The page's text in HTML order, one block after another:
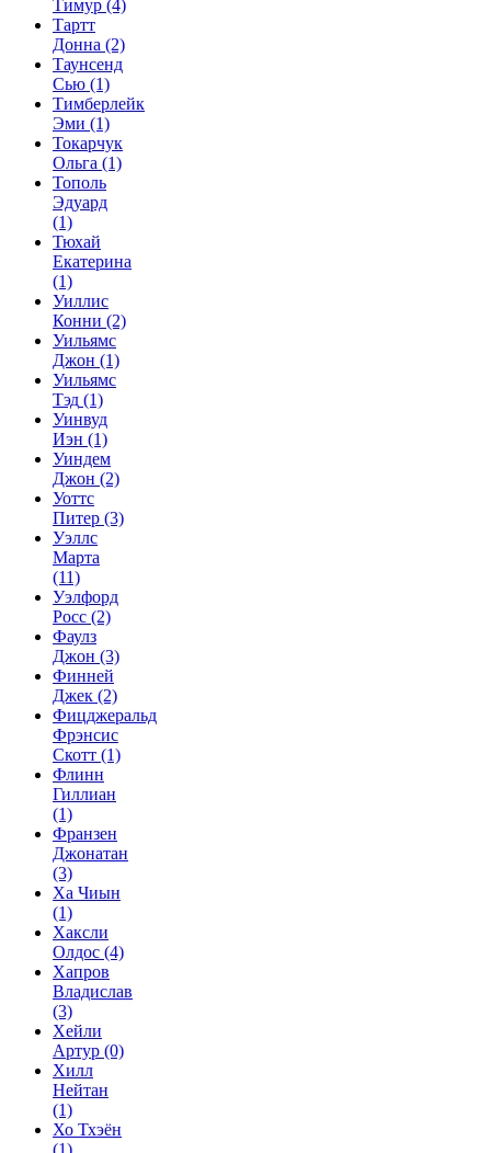
Тимур (4)
Тартт
Донна (2)
Таунсенд
Сью (1)
Тимберлейк
Эми (1)
Токарчук
Ольга (1)
Тополь
Эдуард
(1)
Тюхай
Екатерина
(1)
Уиллис
Конни (2)
Уильямс
Джон (1)
Уильямс
Тэд (1)
Уинвуд
Иэн (1)
Уиндем
Джон (2)
Уоттс
Питер (3)
Уэллс
Марта
(11)
Уэлфорд
Росс (2)
Фаулз
Джон (3)
Финней
Джек (2)
Фицджеральд
Фрэнсис
Скотт (1)
Флинн
Гиллиан
(1)
Франзен
Джонатан
(3)
Ха Чиын
(1)
Хаксли
Олдос (4)
Хапров
Владислав
(3)
Хейли
Артур (0)
Хилл
Нейтан
(1)
Хо Тхэён
(1)